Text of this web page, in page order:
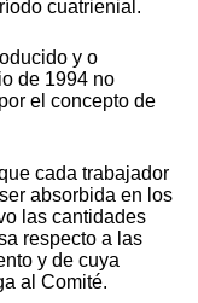
cuatrienial.
y o
de 1994 no
el concepto de
cada trabajador
absorbida en los
las cantidades
respecto a las
y de cuya
al Comité.